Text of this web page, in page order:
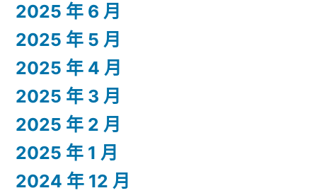
2025 年 6 月
2025 年 5 月
2025 年 4 月
2025 年 3 月
2025 年 2 月
2025 年 1 月
2024 年 12 月